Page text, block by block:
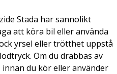
Stada har sannolikt
att köra bil eller använda
yrsel eller trötthet uppstå
Om du drabbas av
du kör eller använder